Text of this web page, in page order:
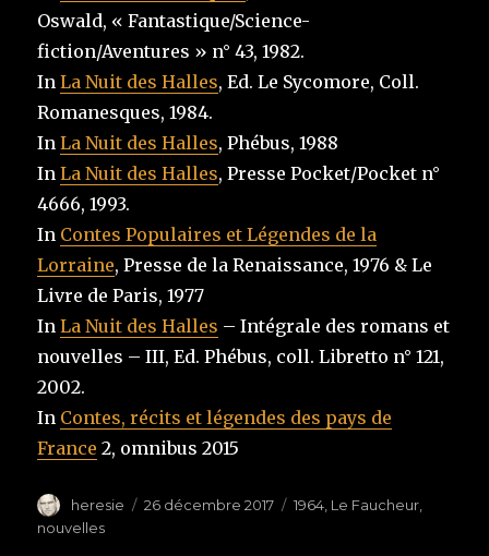
Oswald, « Fantastique/Science-
fiction/Aventures » n° 43, 1982.
InLa Nuit des Halles, Ed. Le Sycomore, Coll.
Romanesques, 1984.
InLa Nuit des Halles, Phébus, 1988
InLa Nuit des Halles, Presse Pocket/Pocket n°
4666, 1993.
In Contes Populaires et Légendes de la
Lorraine, Presse de la Renaissance, 1976 & Le
Livre de Paris, 1977
InLa Nuit des Halles – Intégrale des romans et
nouvelles – III, Ed. Phébus, coll. Libretto n° 121,
2002.
In Contes, récits et légendes des pays de
France 2, omnibus 2015
Auteur
heresie
Publié
26 décembre 2017 Étiquettes
1964 Le Faucheur
nouvelles